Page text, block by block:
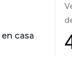
casa